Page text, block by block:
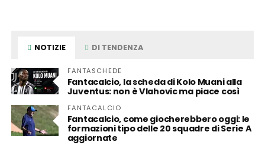
NOTIZIE DI TENDENZA
FANTASCHEDE
Fantacalcio, la scheda di Kolo Muani alla
Juventus: non è Vlahovic ma piace così
FANTACALCIO
Fantacalcio, come giocherebbero oggi: le
formazioni tipo delle 20 squadre di Serie A
aggiornate